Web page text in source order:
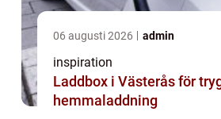
06 augusti 2026 admin
inspiration
Laddbox i Västerås för
hemmaladdning